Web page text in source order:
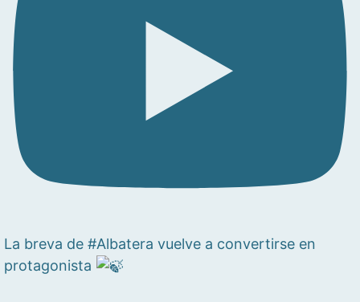
La breva de #Albatera vuelve a convertirse en
protagonista